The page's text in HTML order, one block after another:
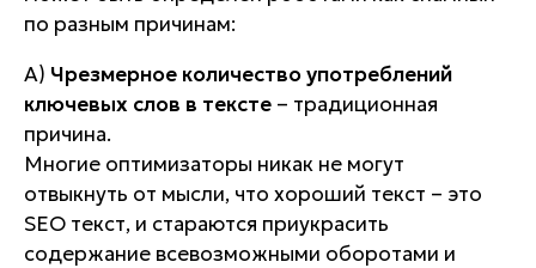
по разным причинам:
А) Чрезмерное количество употреблений
ключевых слов в тексте – традиционная
причина.
Многие оптимизаторы никак не могут
отвыкнуть от мысли, что хороший текст – это
SEO текст, и стараются приукрасить
содержание всевозможными оборотами и